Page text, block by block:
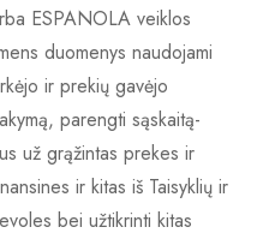
ESPANOLA veiklos
duomenys naudojami
ir prekių gavėjo
parengti sąskaitą-
už grąžintas prekes ir
ir kitas iš Taisyklių ir
bei užtikrinti kitas